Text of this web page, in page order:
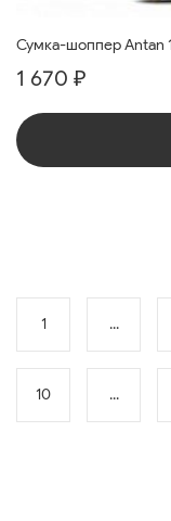
Сумка-шоппер Antan
1 670 ₽
1 ...
10 ...